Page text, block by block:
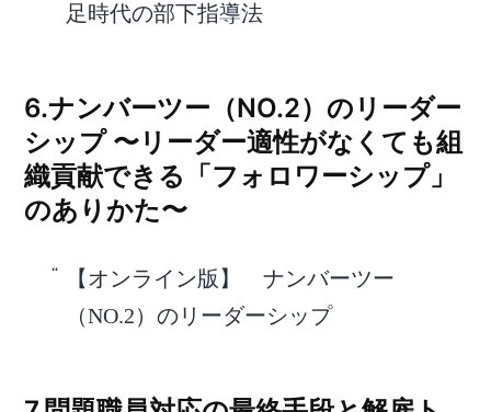
足時代の部下指導法
6.ナンバーツー（NO.2）のリーダー
シップ 〜リーダー適性がなくても組
織貢献できる「フォロワーシップ」
のありかた〜
【オンライン版】 ナンバーツー
（NO.2）のリーダーシップ